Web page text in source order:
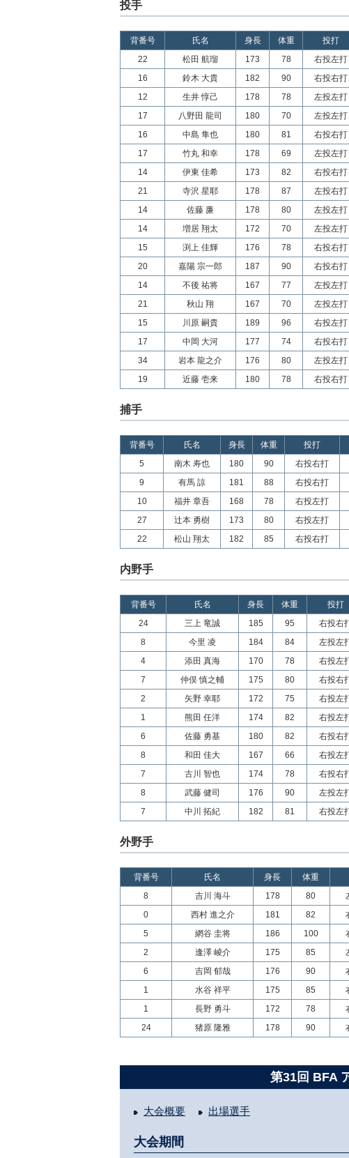
投手
背番号 氏名 身長 体重 投打
22
松田 航瑠 173 78 右投左打
16
鈴木 大貴 182 90 右投右打
12
生井 惇己 178 78 左投左打
17
八野田 龍司 180 70 左投左打
16
中島 隼也 180 81 右投右打
17
竹丸 和幸 178 69 左投左打
14
伊東 佳希 173 82 右投右打
21
寺沢 星耶 178 87 左投右打
14
佐藤 廉 178 80 左投左打
14
増居 翔太 172 70 左投左打
15
渕上 佳輝 176 78 右投右打
20
嘉陽 宗一郎 187 90 右投右打
14
不後 祐将 167 77 左投左打
21
秋山 翔 167 70 左投左打
15
川原 嗣貴 189 96 右投左打
17
中岡 大河 177 74 右投右打
34
岩本 龍之介 176 80 左投左打
19
近藤 壱来 180 78 右投右打
捕手
背番号 氏名 身長 体重 投打
5
南木 寿也 180 90 右投右打
9
有馬 諒 181 88 右投右打
10
福井 章吾 168 78 右投左打
27
辻本 勇樹 173 80 右投左打
22
松山 翔太 182 85 右投右打
内野手
背番号 氏名 身長 体重 投打
24
三上 竜誠 185 95 右投右
8
今里 凌 184 84 左投左
4
添田 真海 170 78 右投左
7
仲俣 慎之輔 175 80 右投右
2
矢野 幸耶 172 75 右投左
1
熊田 任洋 174 82 右投左
6
佐藤 勇基 180 82 右投右
8
和田 佳大 167 66 右投左
7
古川 智也 174 78 右投右
8
武藤 健司 176 90 左投左
7
中川 拓紀 182 81 右投左
外野手
背番号 氏名 身長 体重
8
吉川 海斗 178 80
0
西村 進之介 181 82
5
網谷 圭将 186 100
2
逢澤 崚介 175 85
6
吉岡 郁哉 176 90
1
水谷 祥平 175 85
1
長野 勇斗 172 78
24
猪原 隆雅 178 90
第31回 BFA
大会概要 出場選手
大会期間